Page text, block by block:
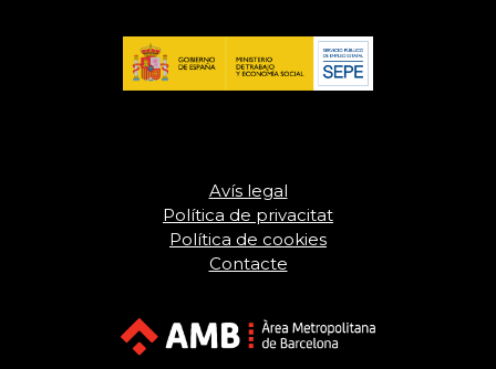
Avís legal
Política de privacitat
Política de cookies
Contacte